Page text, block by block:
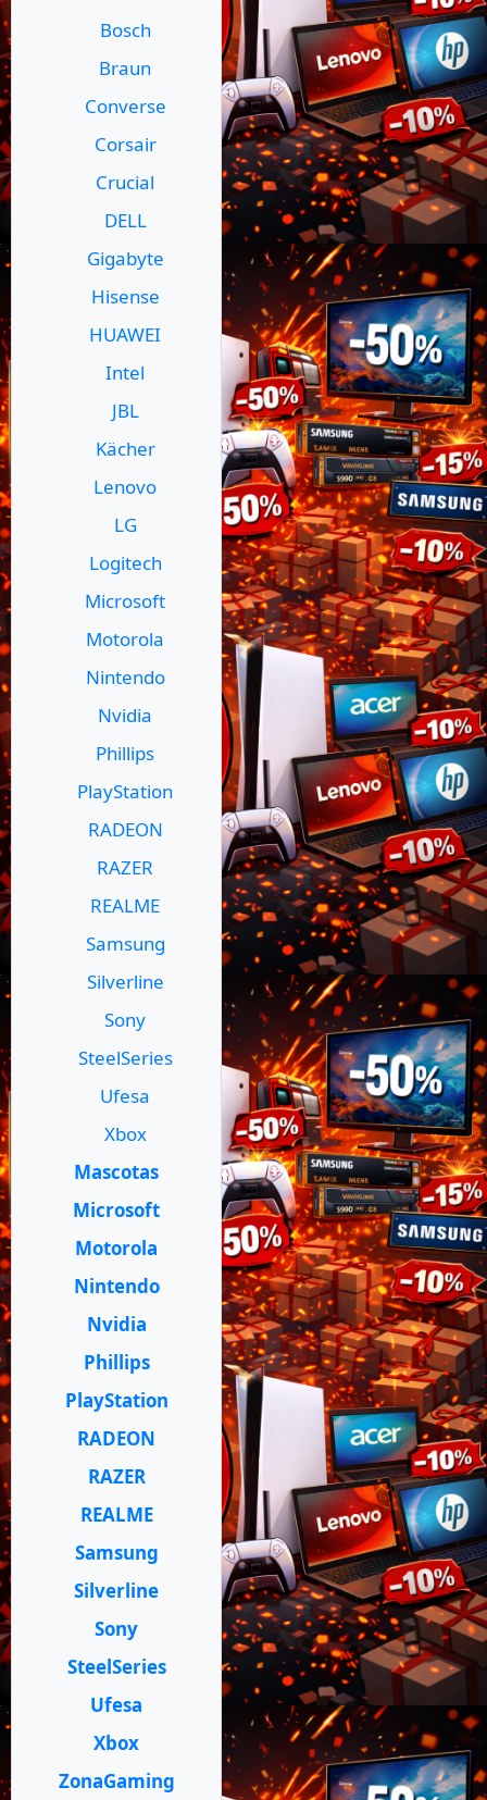
Bosch
Braun
Converse
Corsair
Crucial
DELL
Gigabyte
Hisense
HUAWEI
Intel
JBL
Kächer
Lenovo
LG
Logitech
Microsoft
Motorola
Nintendo
Nvidia
Phillips
PlayStation
RADEON
RAZER
REALME
Samsung
Silverline
Sony
SteelSeries
Ufesa
Xbox
Mascotas
Microsoft
Motorola
Nintendo
Nvidia
Phillips
PlayStation
RADEON
RAZER
REALME
Samsung
Silverline
Sony
SteelSeries
Ufesa
Xbox
ZonaGaming